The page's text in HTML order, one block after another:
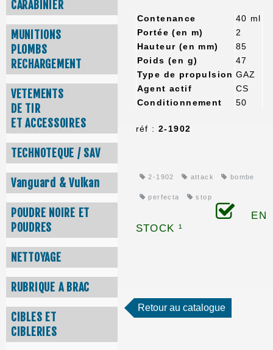
CARABINIER
MUNITIONS
PLOMBS
RECHARGEMENT
VETEMENTS
DE TIR
ET ACCESSOIRES
TECHNOTEQUE / SAV
Vanguard & Vulkan
POUDRE NOIRE ET
POUDRES
NETTOYAGE
RUBRIQUE A BRAC
CIBLES ET
CIBLERIES
Contenance
40 ml
Portée (en m)
2
Hauteur (en mm)
85
Poids (en g)
47
Type de propulsion GAZ
Agent actif
CS
Conditionnement
50
réf :2-1902
2-1902 attack bombe
perfecta stop
EN
STOCK ¹
Retour au catalogue